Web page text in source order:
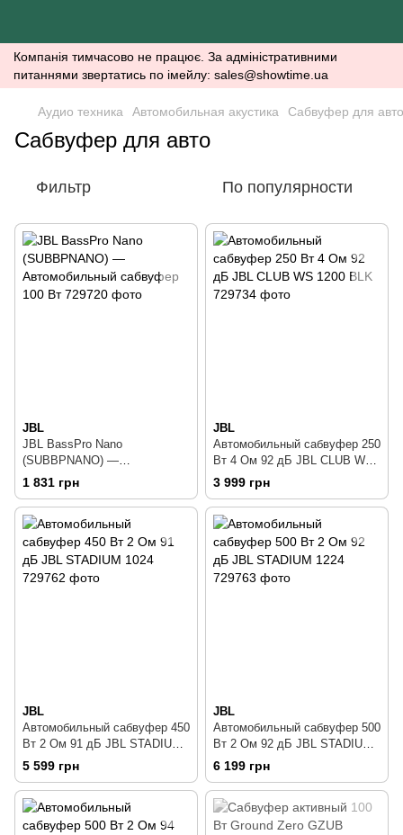
Компанія тимчасово не працює. За адміністративними
питаннями звертатись по імейлу: sales@showtime.ua
Аудио техника Автомобильная акустика Сабвуфер для авто
Сабвуфер для авто
Фильтр По популярности
JBL
JBL BassPro Nano
(SUBBPNANO) —
Автомобильный сабвуфер 100
1 831 грн
JBL
Автомобильный сабвуфер 250
Вт 4 Ом 92 дБ JBL CLUB WS
1200 BLK
3 999 грн
JBL
Автомобильный сабвуфер 450
Вт 2 Ом 91 дБ JBL STADIUM
1024
5 599 грн
JBL
Автомобильный сабвуфер 500
Вт 2 Ом 92 дБ JBL STADIUM
1224
6 199 грн